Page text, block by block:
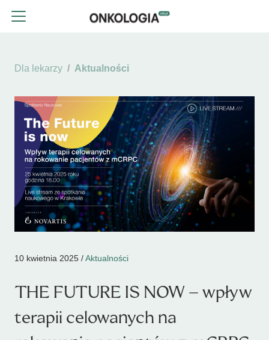
Dla lekarzy Aktualności
10 kwietnia 2025 /Aktualności
THE FUTURE IS NOW – wpływ
terapii celowanych na